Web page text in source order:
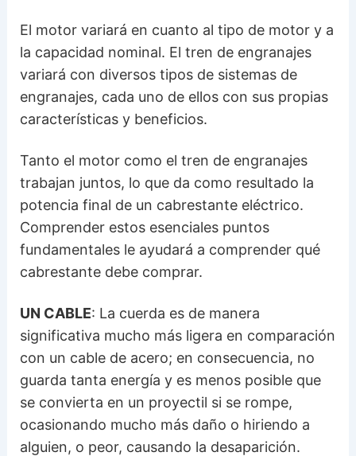
El motor variará en cuanto al tipo de motor y a
la capacidad nominal. El tren de engranajes
variará con diversos tipos de sistemas de
engranajes, cada uno de ellos con sus propias
características y beneficios.
Tanto el motor como el tren de engranajes
trabajan juntos, lo que da como resultado la
potencia final de un cabrestante eléctrico.
Comprender estos esenciales puntos
fundamentales le ayudará a comprender qué
cabrestante debe comprar.
UN CABLE: La cuerda es de manera
significativa mucho más ligera en comparación
con un cable de acero; en consecuencia, no
guarda tanta energía y es menos posible que
se convierta en un proyectil si se rompe,
ocasionando mucho más daño o hiriendo a
alguien, o peor, causando la desaparición.